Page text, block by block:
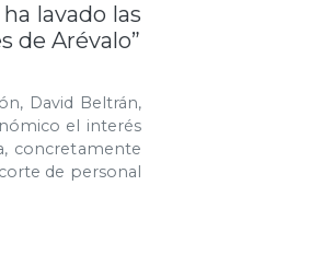
lavado las
de Arévalo”
David Beltrán,
el interés
concretamente
de personal